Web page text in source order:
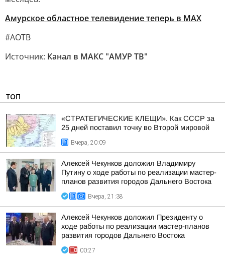
Амурское областное телевидение теперь в МАХ
#АОТВ
Источник: Канал в МАКС "АМУР ТВ"
ТОП
«СТРАТЕГИЧЕСКИЕ КЛЕЩИ». Как СССР за
25 дней поставил точку во Второй мировой
Вчера, 20:09
Алексей Чекунков доложил Владимиру
Путину о ходе работы по реализации мастер-
планов развития городов Дальнего Востока
Вчера, 21:38
Алексей Чекунков доложил Президенту о
ходе работы по реализации мастер-планов
развития городов Дальнего Востока
00:27